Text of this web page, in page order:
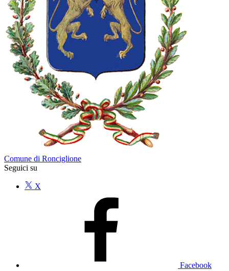
Comune di Ronciglione
Seguici su
X
Facebook